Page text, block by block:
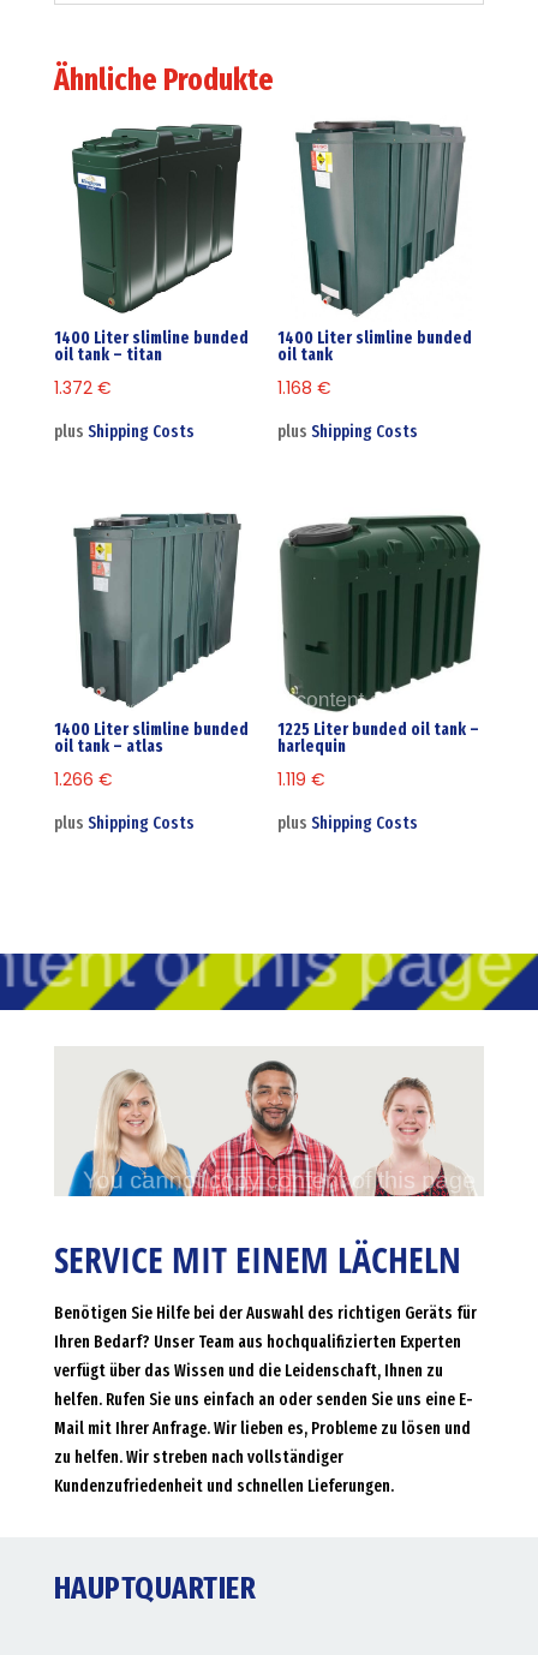
Ähnliche Produkte
1400 Liter slimline bunded
oil tank – titan
1.372 €
plus Shipping Costs
1400 Liter slimline bunded
oil tank
1.168€
plusShipping Costs
1400 Liter slimline bunded
oil tank – atlas
1.266 €
plus Shipping Costs
1225 Liter bunded oil tank –
harlequin
1.119€
plusShipping Costs
SERVICE MIT EINEM LÄCHELN
Benötigen Sie Hilfe bei der Auswahl des richtigen Geräts für
Ihren Bedarf? Unser Team aus hochqualifizierten Experten
verfügt über das Wissen und die Leidenschaft, Ihnen zu
helfen. Rufen Sie uns einfach an oder senden Sie uns eine E-
Mail mit Ihrer Anfrage. Wir lieben es, Probleme zu lösen und
zu helfen. Wir streben nach vollständiger
Kundenzufriedenheit und schnellen Lieferungen.
HAUPTQUARTIER